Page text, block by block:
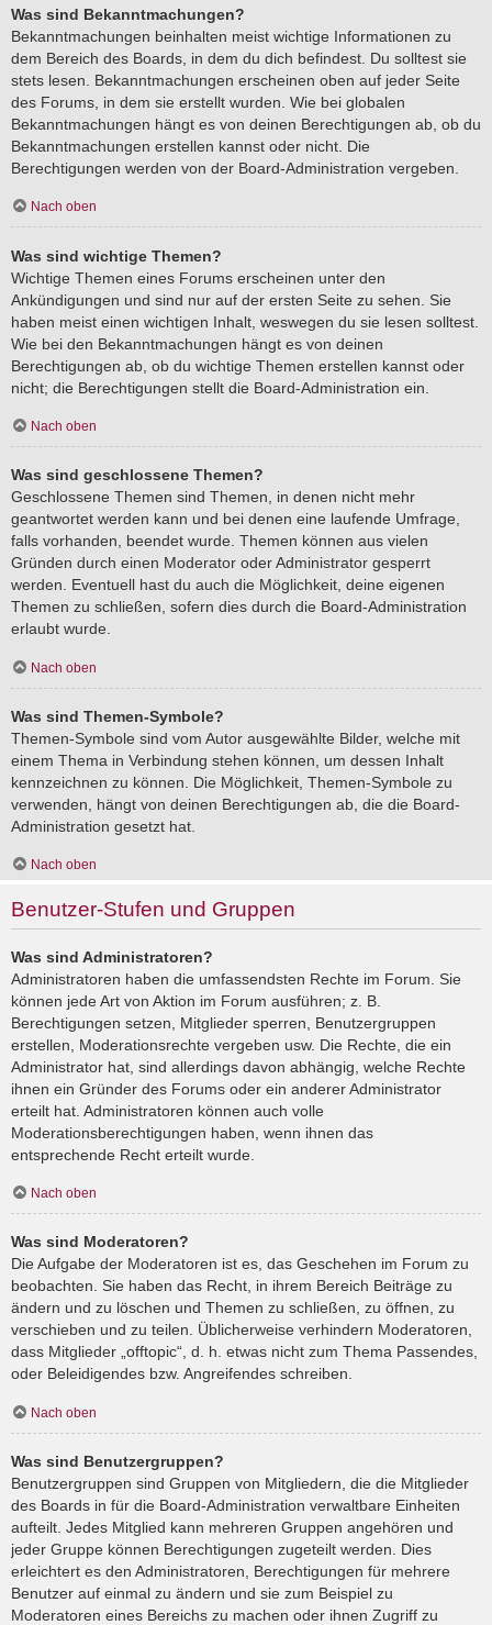
Was sind Bekanntmachungen?
Bekanntmachungen beinhalten meist wichtige Informationen zu
dem Bereich des Boards, in dem du dich befindest. Du solltest sie
stets lesen. Bekanntmachungen erscheinen oben auf jeder Seite
des Forums, in dem sie erstellt wurden. Wie bei globalen
Bekanntmachungen hängt es von deinen Berechtigungen ab, ob du
Bekanntmachungen erstellen kannst oder nicht. Die
Berechtigungen werden von der Board-Administration vergeben.
Nach oben
Was sind wichtige Themen?
Wichtige Themen eines Forums erscheinen unter den
Ankündigungen und sind nur auf der ersten Seite zu sehen. Sie
haben meist einen wichtigen Inhalt, weswegen du sie lesen solltest.
Wie bei den Bekanntmachungen hängt es von deinen
Berechtigungen ab, ob du wichtige Themen erstellen kannst oder
nicht; die Berechtigungen stellt die Board-Administration ein.
Nach oben
Was sind geschlossene Themen?
Geschlossene Themen sind Themen, in denen nicht mehr
geantwortet werden kann und bei denen eine laufende Umfrage,
falls vorhanden, beendet wurde. Themen können aus vielen
Gründen durch einen Moderator oder Administrator gesperrt
werden. Eventuell hast du auch die Möglichkeit, deine eigenen
Themen zu schließen, sofern dies durch die Board-Administration
erlaubt wurde.
Nach oben
Was sind Themen-Symbole?
Themen-Symbole sind vom Autor ausgewählte Bilder, welche mit
einem Thema in Verbindung stehen können, um dessen Inhalt
kennzeichnen zu können. Die Möglichkeit, Themen-Symbole zu
verwenden, hängt von deinen Berechtigungen ab, die die Board-
Administration gesetzt hat.
Nach oben
Benutzer-Stufen und Gruppen
Was sind Administratoren?
Administratoren haben die umfassendsten Rechte im Forum. Sie
können jede Art von Aktion im Forum ausführen; z. B.
Berechtigungen setzen, Mitglieder sperren, Benutzergruppen
erstellen, Moderationsrechte vergeben usw. Die Rechte, die ein
Administrator hat, sind allerdings davon abhängig, welche Rechte
ihnen ein Gründer des Forums oder ein anderer Administrator
erteilt hat. Administratoren können auch volle
Moderationsberechtigungen haben, wenn ihnen das
entsprechende Recht erteilt wurde.
Nach oben
Was sind Moderatoren?
Die Aufgabe der Moderatoren ist es, das Geschehen im Forum zu
beobachten. Sie haben das Recht, in ihrem Bereich Beiträge zu
ändern und zu löschen und Themen zu schließen, zu öffnen, zu
verschieben und zu teilen. Üblicherweise verhindern Moderatoren,
dass Mitglieder „offtopic“, d. h. etwas nicht zum Thema Passendes,
oder Beleidigendes bzw. Angreifendes schreiben.
Nach oben
Was sind Benutzergruppen?
Benutzergruppen sind Gruppen von Mitgliedern, die die Mitglieder
des Boards in für die Board-Administration verwaltbare Einheiten
aufteilt. Jedes Mitglied kann mehreren Gruppen angehören und
jeder Gruppe können Berechtigungen zugeteilt werden. Dies
erleichtert es den Administratoren, Berechtigungen für mehrere
Benutzer auf einmal zu ändern und sie zum Beispiel zu
Moderatoren eines Bereichs zu machen oder ihnen Zugriff zu